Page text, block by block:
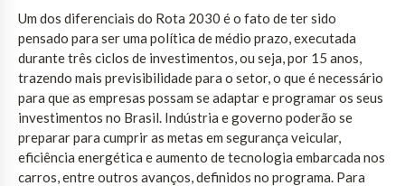
Um dos diferenciais do Rota 2030 é o fato de ter sido
pensado para ser uma política de médio prazo, executada
durante três ciclos de investimentos, ou seja, por 15 anos,
trazendo mais previsibilidade para o setor, o que é necessário
para que as empresas possam se adaptar e programar os seus
investimentos no Brasil. Indústria e governo poderão se
preparar para cumprir as metas em segurança veicular,
eficiência energética e aumento de tecnologia embarcada nos
carros, entre outros avanços, definidos no programa. Para